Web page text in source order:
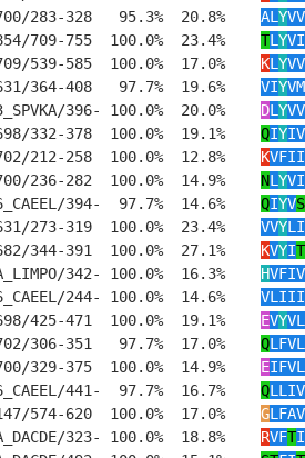
283-328   95.3%  20.8% AL YVV
709-755  100.0%  23.4% TL YVI
539-585  100.0%  17.0% KL YVV
364-408   97.7%  19.6% VIYVM
396- 100.0%  20.0% DL YVV
332-378  100.0%  19.1% QIYIV
212-258  100.0%  12.8% KVFII
236-282  100.0%  14.9% NL YVI
394-  97.7%  14.6% QIYVS
273-319  100.0%  23.4% VVYLI
344-391  100.0%  27.1% KVYIT
342- 100.0%  16.3% HVFIV
244- 100.0%  14.6% VLIII
425-471  100.0%  19.1% EVYVL
306-351   97.7%  17.0% QLFVL
329-375  100.0%  14.9% EIFVL
441-  97.7%  16.7% QLLIV
574-620  100.0%  17.0% G
323- 100.0%  18.8% RVFTI